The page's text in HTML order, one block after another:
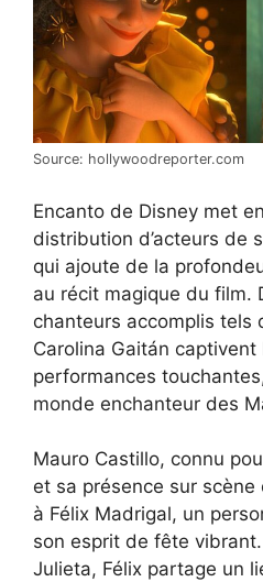
Source: hollywoodreporter.com
Encanto de Disney met
distribution d’acteurs de
qui ajoute de la
au récit magique du film.
chanteurs accomplis tels
Carolina Gaitán
performances
monde enchanteur des
Mauro Castillo, connu
et sa présence sur
à Félix Madrigal, un
son esprit de fête vibrant.
Julieta, Félix partage un